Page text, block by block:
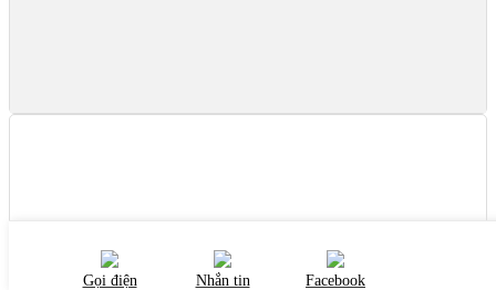
Gọi điện Nhắn tin Facebook